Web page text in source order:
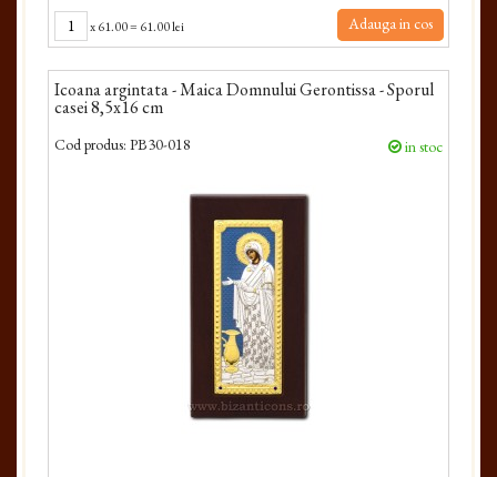
x61.00= 61.00 lei Adauga in cos
Icoana argintata - Maica Domnului Gerontissa - Sporul
casei 8,5x16 cm
Cod produs: PB30-018 in stoc